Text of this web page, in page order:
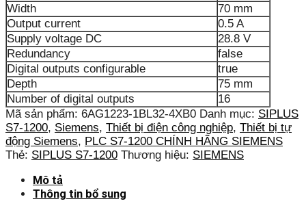
Width
70 mm
Output current
0.5 A
Supply voltage DC
28.8 V
Redundancy
false
Digital outputs configurable
true
Depth
75 mm
Number of digital outputs
16
Mã sản phẩm: 6AG1223-1BL32-4XB0 Danh mục: SIPLUS
S7-1200, Siemens, Thiết bị điện công nghiệp, Thiết bị tự
động Siemens, PLC S7-1200 CHÍNH HÃNG SIEMENS
Thẻ: SIPLUS S7-1200 Thương hiệu: SIEMENS
Mô tả
Thông tin bổ sung